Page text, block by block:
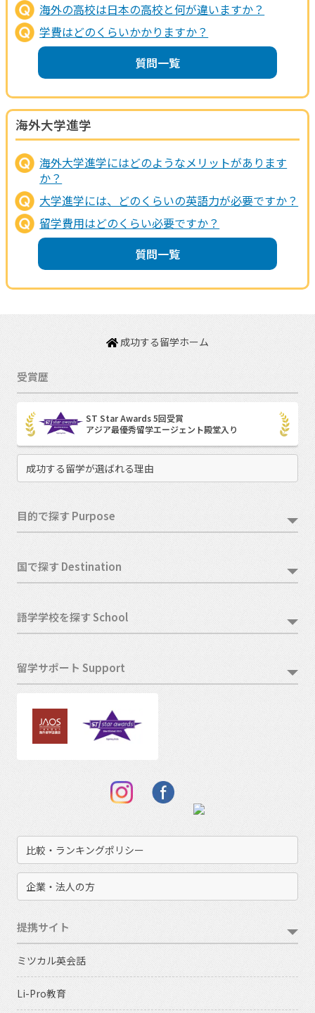
海外の高校は日本の高校と何が違いますか？
学費はどのくらいかかりますか？
質問一覧
海外大学進学
海外大学進学にはどのようなメリットがあります
か？
大学進学には、どのくらいの英語力が必要ですか？
留学費用はどのくらい必要ですか？
質問一覧
成功する留学ホーム
受賞歴
ST Star Awards 5回受賞
アジア最優秀留学エージェント殿堂入り
成功する留学が選ばれる理由
目的で探す Purpose
国で探す Destination
語学学校を探す School
留学サポート Support
比較・ランキングポリシー
企業・法人の方
提携サイト
ミツカル英会話
Li-Pro教育